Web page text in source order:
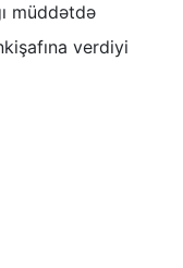
müddətdə
verdiyi